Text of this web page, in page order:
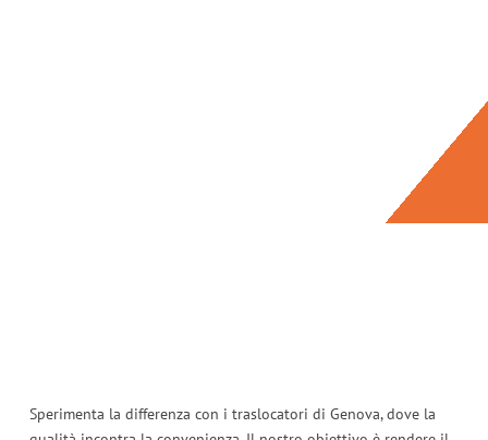
Sperimenta la differenza con i traslocatori di Genova, dove la